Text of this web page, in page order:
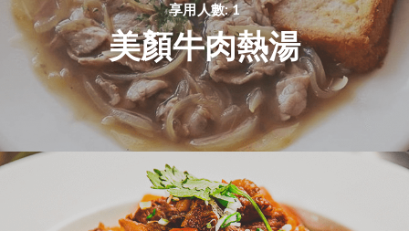
享用人數: 1
美顏牛肉熱湯